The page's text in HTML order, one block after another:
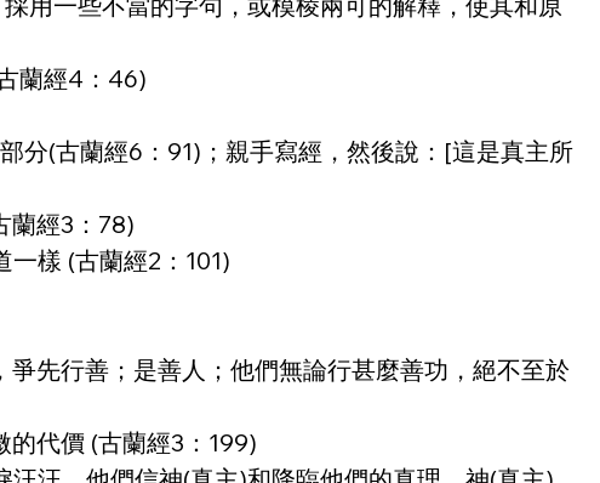
蘭經4：46)
分(古蘭經6：91)；親手寫經，然後說：[這是真主所
蘭經3：78)
樣 (古蘭經2：101)
先行善；是善人；他們無論行甚麼善功，絕不至於
代價 (古蘭經3：199)